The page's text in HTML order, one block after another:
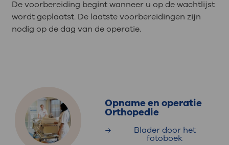
De voorbereiding begint wanneer u op de wachtlijst
wordt geplaatst. De laatste voorbereidingen zijn
nodig op de dag van de operatie.
Opname en operatie
Orthopedie
Blader door het
fotoboek